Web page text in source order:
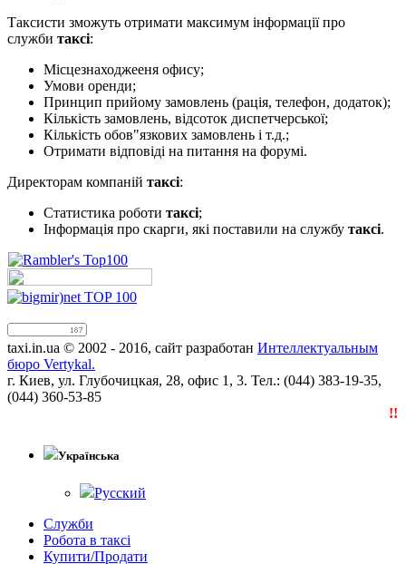
Таксисти зможуть отримати максимум інформації про
служби таксі:
Місцезнаходжееня офису;
Умови оренди;
Принцип прийому замовлень (рація, телефон, додаток);
Кількість замовлень, відсоток диспетчерської;
Кількість обов"язкових замовлень і т.д.;
Отримати відповіді на питання на форумі.
Директорам компаній таксі:
Статистика роботи таксі;
Інформація про скарги, які поставили на службу таксі.
taxi.in.ua © 2002 - 2016, сайт разработан Интеллектуальным
бюро Vertykal.
г. Киев, ул. Глубочицкая, 28, офис 1, 3. Тел.: (044) 383-19-35,
(044) 360-53-85
Українська
Русский
Служби
Робота в таксі
Купити/Продати